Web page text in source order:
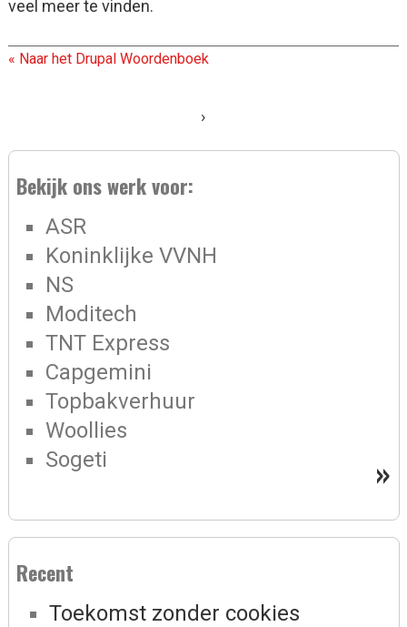
veel meer te vinden.
« Naar het Drupal Woordenboek
›
Bekijk ons werk voor:
ASR
Koninklijke VVNH
NS
Moditech
TNT Express
Capgemini
Topbakverhuur
Woollies
Sogeti
»
Recent
Toekomst zonder cookies